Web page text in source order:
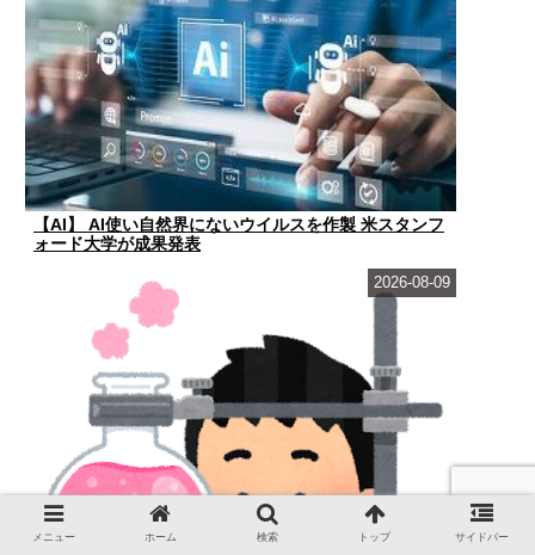
【AI】 AI使い自然界にないウイルスを作製 米スタンフ
ォード大学が成果発表
2026-08-09
メニュー ホーム 検索 トップ サイドバー